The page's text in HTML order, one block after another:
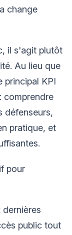
change
il s'agit plutôt
Au lieu que
principal KPI
comprendre
défenseurs,
pratique, et
pour
dernières
public tout